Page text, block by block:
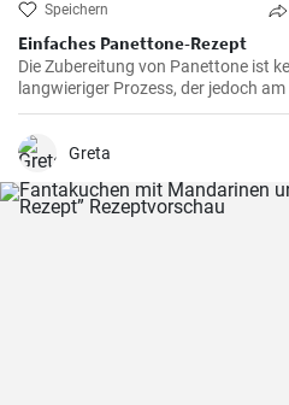
Speichern
Einfaches Panettone-Rezept
Die Zubereitung von Panettone ist
langwieriger Prozess, der jedoch
weiche und süße Ergebnis belohnt
italienische Brot ist besonders in
meiner Familie ist es eine
Greta